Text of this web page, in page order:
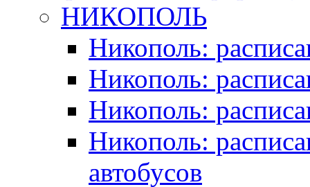
НИКОПОЛЬ
Никополь:
Никополь:
Никополь:
Никополь:
автобусов